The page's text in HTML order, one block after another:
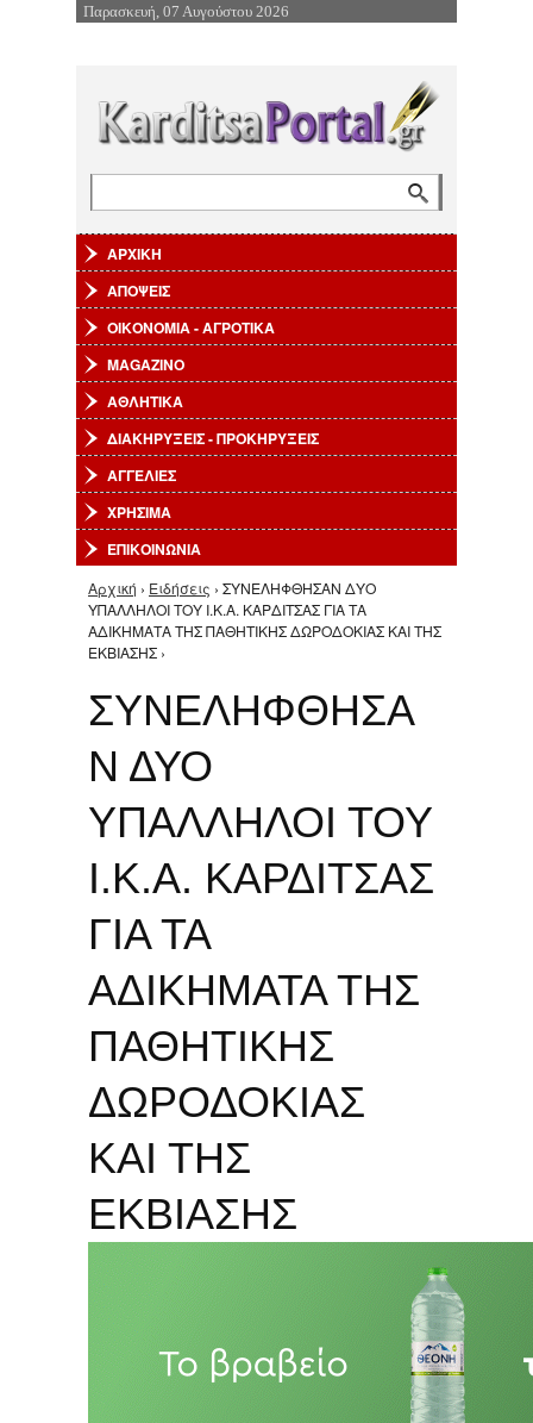
Επιστροφή στην Πλοήγηση
Παρασκευή, 07 Αυγούστου 2026
ΑΡΧΙΚΗ
ΑΠΟΨΕΙΣ
ΟΙΚΟΝΟΜΙΑ - ΑΓΡΟΤΙΚΑ
MAGAZINO
ΑΘΛΗΤΙΚΑ
ΔΙΑΚΗΡΥΞΕΙΣ - ΠΡΟΚΗΡΥΞΕΙΣ
ΑΓΓΕΛΙΕΣ
ΧΡΗΣΙΜΑ
ΕΠΙΚΟΙΝΩΝΙΑ
Είστε εδώ
Αρχική › Ειδήσεις › ΣΥΝΕΛΗΦΘΗΣΑΝ ΔΥΟ
ΥΠΑΛΛΗΛΟΙ ΤΟΥ Ι.Κ.Α. ΚΑΡΔΙΤΣΑΣ ΓΙΑ ΤΑ
ΑΔΙΚΗΜΑΤΑ ΤΗΣ ΠΑΘΗΤΙΚΗΣ ΔΩΡΟΔΟΚΙΑΣ ΚΑΙ ΤΗΣ
ΕΚΒΙΑΣΗΣ ›
ΣΥΝΕΛΗΦΘΗΣΑ
Ν ΔΥΟ
ΥΠΑΛΛΗΛΟΙ ΤΟΥ
Ι.Κ.Α. ΚΑΡΔΙΤΣΑΣ
ΓΙΑ ΤΑ
ΑΔΙΚΗΜΑΤΑ ΤΗΣ
ΠΑΘΗΤΙΚΗΣ
ΔΩΡΟΔΟΚΙΑΣ
ΚΑΙ ΤΗΣ
ΕΚΒΙΑΣΗΣ